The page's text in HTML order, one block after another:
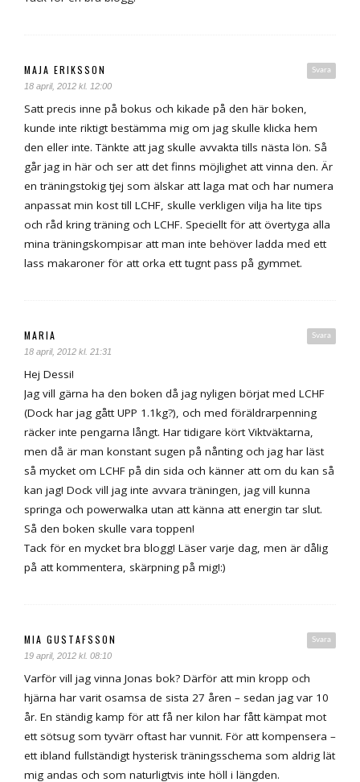
Svara
MAJA ERIKSSON
18 april, 2012 kl. 12:00
Satt precis inne på bokus och kikade på den här boken,
kunde inte riktigt bestämma mig om jag skulle klicka hem
den eller inte. Tänkte att jag skulle avvakta tills nästa lön. Så
går jag in här och ser att det finns möjlighet att vinna den. Är
en träningstokig tjej som älskar att laga mat och har numera
anpassat min kost till LCHF, skulle verkligen vilja ha lite tips
och råd kring träning och LCHF. Speciellt för att övertyga alla
mina träningskompisar att man inte behöver ladda med ett
lass makaroner för att orka ett tugnt pass på gymmet.
Svara
MARIA
18 april, 2012 kl. 21:31
Hej Dessi!
Jag vill gärna ha den boken då jag nyligen börjat med LCHF
(Dock har jag gått UPP 1.1kg?), och med föräldrarpenning
räcker inte pengarna långt. Har tidigare kört Viktväktarna,
men då är man konstant sugen på nånting och jag har läst
så mycket om LCHF på din sida och känner att om du kan så
kan jag! Dock vill jag inte avvara träningen, jag vill kunna
springa och powerwalka utan att känna att energin tar slut.
Så den boken skulle vara toppen!
Tack för en mycket bra blogg! Läser varje dag, men är dålig
på att kommentera, skärpning på mig!:)
Svara
MIA GUSTAFSSON
19 april, 2012 kl. 08:10
Varför vill jag vinna Jonas bok? Därför att min kropp och
hjärna har varit osamsa de sista 27 åren – sedan jag var 10
år. En ständig kamp för att få ner kilon har fått kämpat mot
ett sötsug som tyvärr oftast har vunnit. För att kompensera –
ett ibland fullständigt hysterisk träningsschema som aldrig lät
mig andas och som naturligtvis inte höll i längden.